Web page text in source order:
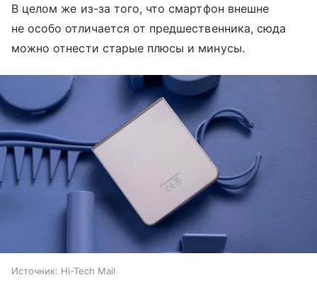
В целом же из-за того, что смартфон внешне
не особо отличается от предшественника, сюда
можно отнести старые плюсы и минусы.
Источник: Hi-Tech Mail